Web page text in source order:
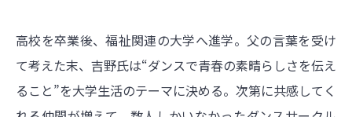
高校を卒業後、福祉関連の大学へ進学。父の言葉を受け
て考えた末、吉野氏は“ダンスで青春の素晴らしさを伝え
ること”を大学生活のテーマに決める。次第に共感してく